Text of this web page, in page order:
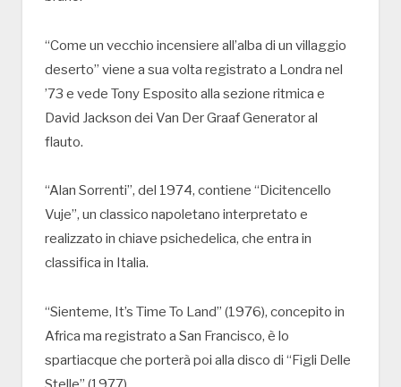
“Come un vecchio incensiere all’alba di un villaggio
deserto” viene a sua volta registrato a Londra nel
’73 e vede Tony Esposito alla sezione ritmica e
David Jackson dei Van Der Graaf Generator al
flauto.
“Alan Sorrenti”, del 1974, contiene “Dicitencello
Vuje”, un classico napoletano interpretato e
realizzato in chiave psichedelica, che entra in
classifica in Italia.
“Sienteme, It’s Time To Land” (1976), concepito in
Africa ma registrato a San Francisco, è lo
spartiacque che porterà poi alla disco di “Figli Delle